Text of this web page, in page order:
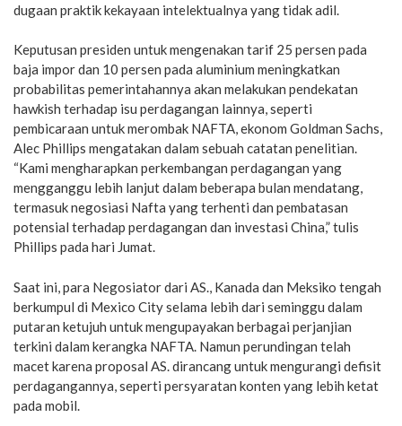
dugaan praktik kekayaan intelektualnya yang tidak adil.
Keputusan presiden untuk mengenakan tarif 25 persen pada
baja impor dan 10 persen pada aluminium meningkatkan
probabilitas pemerintahannya akan melakukan pendekatan
hawkish terhadap isu perdagangan lainnya, seperti
pembicaraan untuk merombak NAFTA, ekonom Goldman Sachs,
Alec Phillips mengatakan dalam sebuah catatan penelitian.
“Kami mengharapkan perkembangan perdagangan yang
mengganggu lebih lanjut dalam beberapa bulan mendatang,
termasuk negosiasi Nafta yang terhenti dan pembatasan
potensial terhadap perdagangan dan investasi China,” tulis
Phillips pada hari Jumat.
Saat ini, para Negosiator dari AS., Kanada dan Meksiko tengah
berkumpul di Mexico City selama lebih dari seminggu dalam
putaran ketujuh untuk mengupayakan berbagai perjanjian
terkini dalam kerangka NAFTA. Namun perundingan telah
macet karena proposal AS. dirancang untuk mengurangi defisit
perdagangannya, seperti persyaratan konten yang lebih ketat
pada mobil.